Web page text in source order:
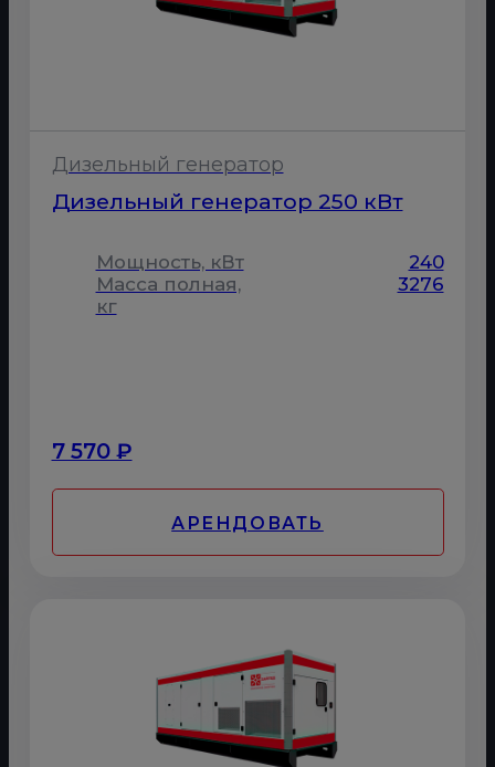
Дизельный генератор
Дизельный генератор 250 кВт
Мощность, кВт
240
Масса полная,
кг
3276
7 570 ₽
АРЕНДОВАТЬ